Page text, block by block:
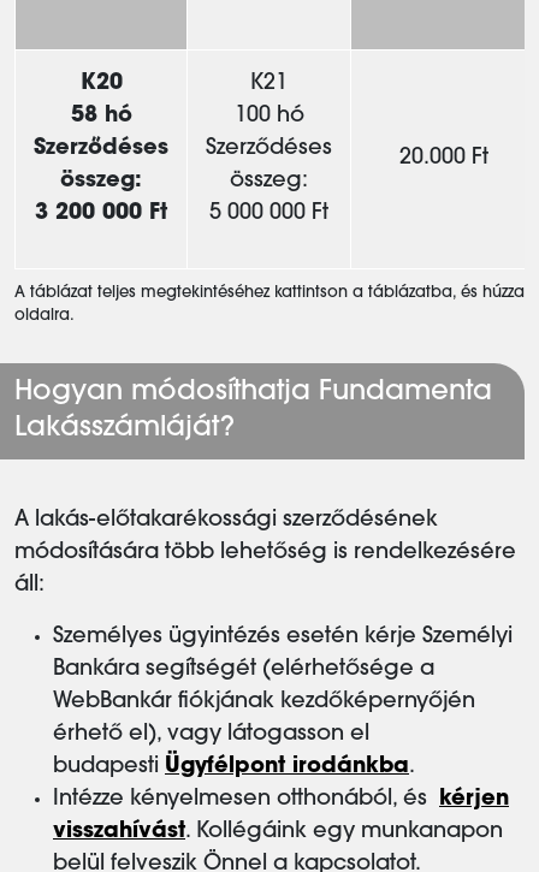
K20
58 hó
Szerződéses
összeg:
3 200 000 Ft
K21
100 hó
Szerződéses
összeg:
5 000 000 Ft
20.000 Ft
Hogyan módosíthatja Fundamenta
Lakásszámláját?
A lakás-előtakarékossági szerződésének
módosítására több lehetőség is rendelkezésére
áll:
Személyes ügyintézés esetén kérje Személyi
Bankára segítségét (elérhetősége a
WebBankár fiókjának kezdőképernyőjén
érhető el), vagy látogasson el
budapesti Ügyfélpont irodánkba.
Intézze kényelmesen otthonából, és kérjen
visszahívást. Kollégáink egy munkanapon
belül felveszik Önnel a kapcsolatot.